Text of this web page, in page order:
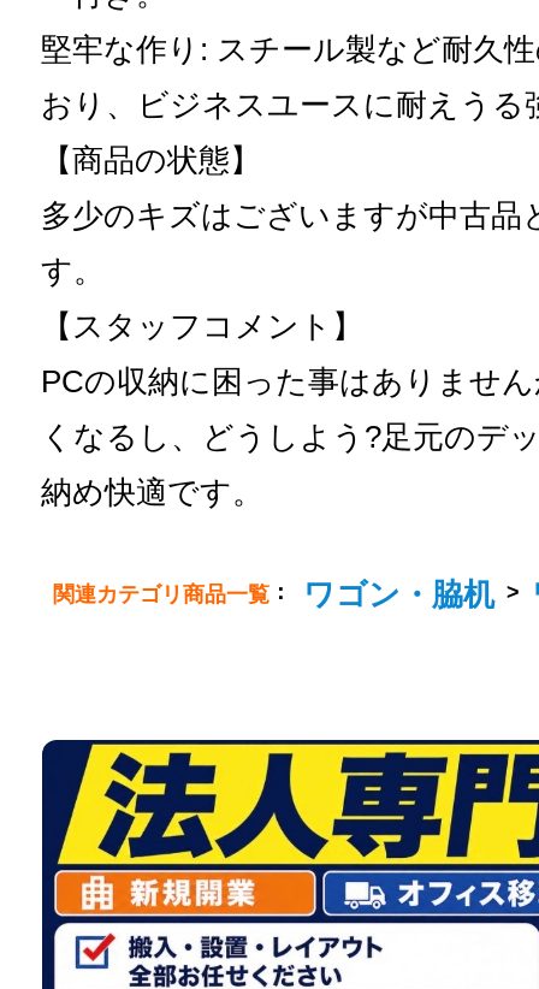
堅牢な作り: スチール製など耐久
おり、ビジネスユースに耐えうる
【商品の状態】
多少のキズはございますが中古品
す。
【スタッフコメント】
PCの収納に困った事はありませ
くなるし、どうしよう?足元のデ
納め快適です。
関連カテゴリ商品一覧 ： ワゴン・脇机 >